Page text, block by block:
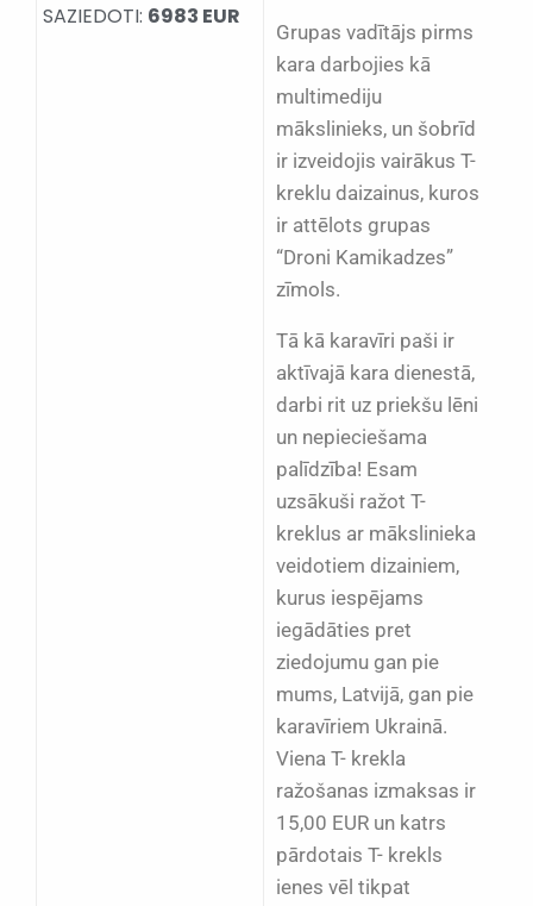
SAZIEDOTI: 6983 EUR
Grupas vadītājs pirms
kara darbojies kā
multimediju
mākslinieks, un šobrīd
ir izveidojis vairākus T-
kreklu daizainus, kuros
ir attēlots grupas
“Droni Kamikadzes”
zīmols.
Tā kā karavīri paši ir
aktīvajā kara dienestā,
darbi rit uz priekšu lēni
un nepieciešama
palīdzība! Esam
uzsākuši ražot T-
kreklus ar mākslinieka
veidotiem dizainiem,
kurus iespējams
iegādāties pret
ziedojumu gan pie
mums, Latvijā, gan pie
karavīriem Ukrainā.
Viena T- krekla
ražošanas izmaksas ir
15,00 EUR un katrs
pārdotais T- krekls
ienes vēl tikpat